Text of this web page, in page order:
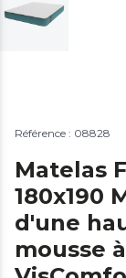
Référence : 08828
Matelas
180x190
d'une
mousse